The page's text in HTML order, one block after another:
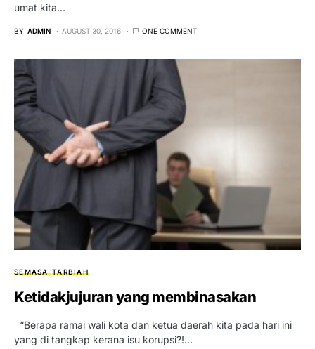
umat kita…
BY ADMIN AUGUST 30, 2016 ONE COMMENT
SEMASA TARBIAH
Ketidakjujuran yang membinasakan
“Berapa ramai wali kota dan ketua daerah kita pada hari ini
yang di tangkap kerana isu korupsi?!…